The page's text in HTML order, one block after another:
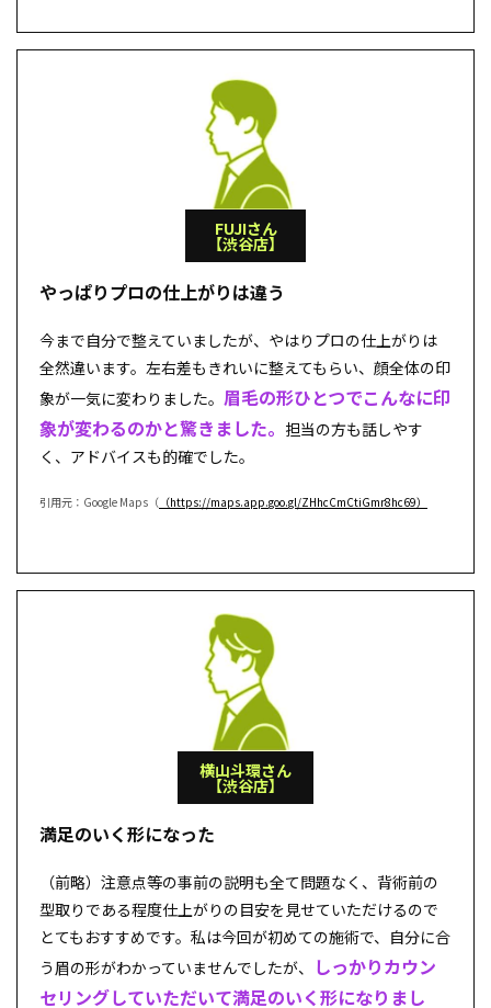
FUJIさん
【渋谷店】
やっぱりプロの仕上がりは違う
今まで自分で整えていましたが、やはりプロの仕上がりは
全然違います。左右差もきれいに整えてもらい、顔全体の印
象が一気に変わりました。 眉毛の形ひとつでこんなに印
象が変わるのかと驚きました。 担当の方も話しやす
く、アドバイスも的確でした。
引用元：Google Maps（ （https://maps.app.goo.gl/ZHhcCmCtiGmr8hc69）
横山斗環さん
【渋谷店】
満足のいく形になった
（前略）注意点等の事前の説明も全て問題なく、背術前の
型取りである程度仕上がりの目安を見せていただけるので
とてもおすすめです。私は今回が初めての施術で、自分に合
う眉の形がわかっていませんでしたが、
しっかりカウン
セリングしていただいて満足のいく形になりまし